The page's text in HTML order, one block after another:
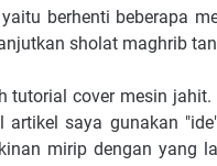
berhenti beberapa
sholat maghrib
tutorial cover mesin
artikel saya gunakan
mirip dengan yang